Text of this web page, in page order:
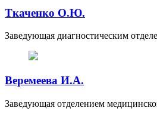
Ткаченко О.Ю.
Заведующая диагностическим
Веремеева И.А.
Заведующая отделением